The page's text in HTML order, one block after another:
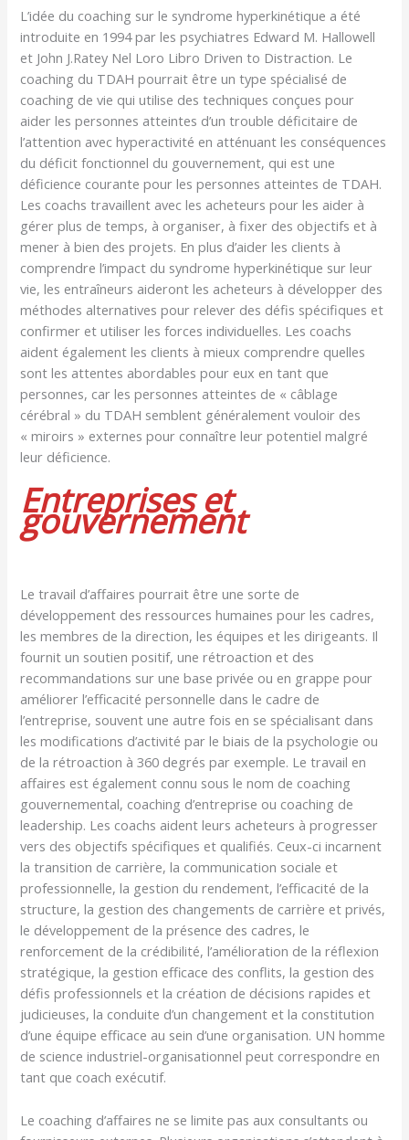
L’idée du coaching sur le syndrome hyperkinétique a été
introduite en 1994 par les psychiatres Edward M. Hallowell
et John J.Ratey Nel Loro Libro Driven to Distraction. Le
coaching du TDAH pourrait être un type spécialisé de
coaching de vie qui utilise des techniques conçues pour
aider les personnes atteintes d’un trouble déficitaire de
l’attention avec hyperactivité en atténuant les conséquences
du déficit fonctionnel du gouvernement, qui est une
déficience courante pour les personnes atteintes de TDAH.
Les coachs travaillent avec les acheteurs pour les aider à
gérer plus de temps, à organiser, à fixer des objectifs et à
mener à bien des projets. En plus d’aider les clients à
comprendre l’impact du syndrome hyperkinétique sur leur
vie, les entraîneurs aideront les acheteurs à développer des
méthodes alternatives pour relever des défis spécifiques et
confirmer et utiliser les forces individuelles. Les coachs
aident également les clients à mieux comprendre quelles
sont les attentes abordables pour eux en tant que
personnes, car les personnes atteintes de « câblage
cérébral » du TDAH semblent généralement vouloir des
« miroirs » externes pour connaître leur potentiel malgré
leur déficience.
Entreprises et
gouvernement
Le travail d’affaires pourrait être une sorte de
développement des ressources humaines pour les cadres,
les membres de la direction, les équipes et les dirigeants. Il
fournit un soutien positif, une rétroaction et des
recommandations sur une base privée ou en grappe pour
améliorer l’efficacité personnelle dans le cadre de
l’entreprise, souvent une autre fois en se spécialisant dans
les modifications d’activité par le biais de la psychologie ou
de la rétroaction à 360 degrés par exemple. Le travail en
affaires est également connu sous le nom de coaching
gouvernemental, coaching d’entreprise ou coaching de
leadership. Les coachs aident leurs acheteurs à progresser
vers des objectifs spécifiques et qualifiés. Ceux-ci incarnent
la transition de carrière, la communication sociale et
professionnelle, la gestion du rendement, l’efficacité de la
structure, la gestion des changements de carrière et privés,
le développement de la présence des cadres, le
renforcement de la crédibilité, l’amélioration de la réflexion
stratégique, la gestion efficace des conflits, la gestion des
défis professionnels et la création de décisions rapides et
judicieuses, la conduite d’un changement et la constitution
d’une équipe efficace au sein d’une organisation. UN homme
de science industriel-organisationnel peut correspondre en
tant que coach exécutif.
Le coaching d’affaires ne se limite pas aux consultants ou